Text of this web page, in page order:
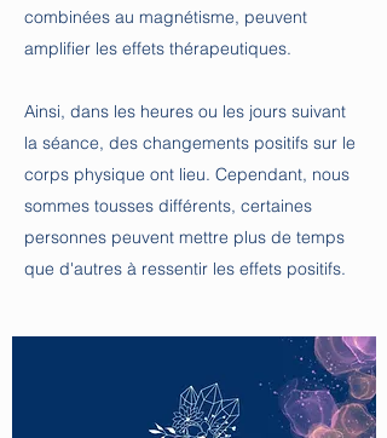
combinées au magnétisme, peuvent
amplifier les effets thérapeutiques.
Ainsi, dans les heures ou les jours suivant
la séance, des changements positifs sur le
corps physique ont lieu. Cependant, nous
sommes tousses différents, certaines
personnes peuvent mettre plus de temps
que d'autres à ressentir les effets positifs.